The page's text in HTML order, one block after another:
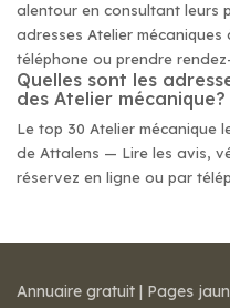
alentour en consultant leurs
adresses Atelier
téléphone ou prendre
Quelles sont les
des Atelier mécanique?
Le top 30 Atelier mécanique
de Attalens — Lire les avis,
réservez en ligne ou par
Annuaire gratuit | Pages